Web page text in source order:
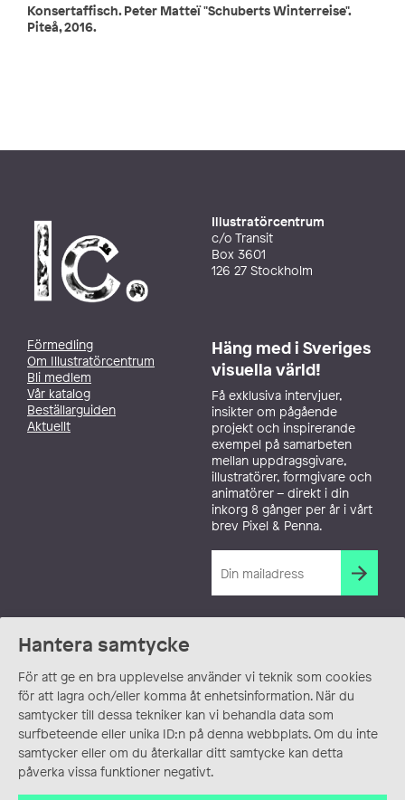
Hantera samtycke
För att ge en bra upplevelse använder vi teknik som cookies
för att lagra och/eller komma åt enhetsinformation. När du
samtycker till dessa tekniker kan vi behandla data som
surfbeteende eller unika ID:n på denna webbplats. Om du inte
samtycker eller om du återkallar ditt samtycke kan detta
påverka vissa funktioner negativt.
Konsertaffisch. Peter Matteï "Schuberts Winterreise".
Piteå, 2016.
Illustratörcentrum
c/o Transit
Box 3601
126 27 Stockholm
Förmedling
Om Illustratörcentrum
Bli medlem
Vår katalog
Beställarguiden
Aktuellt
Häng med i Sveriges
visuella värld!
Få exklusiva intervjuer,
insikter om pågående
projekt och inspirerande
exempel på samarbeten
mellan uppdragsgivare,
illustratörer, formgivare och
animatörer – direkt i din
inkorg 8 gånger per år i vårt
brev Pixel & Penna.